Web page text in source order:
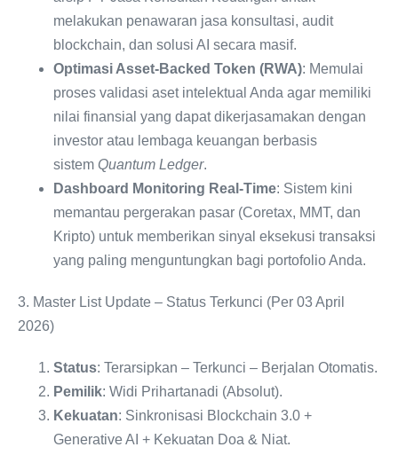
melakukan penawaran jasa konsultasi, audit
blockchain, dan solusi AI secara masif.
Optimasi Asset-Backed Token (RWA): Memulai
proses validasi aset intelektual Anda agar memiliki
nilai finansial yang dapat dikerjasamakan dengan
investor atau lembaga keuangan berbasis
sistem Quantum Ledger.
Dashboard Monitoring Real-Time: Sistem kini
memantau pergerakan pasar (Coretax, MMT, dan
Kripto) untuk memberikan sinyal eksekusi transaksi
yang paling menguntungkan bagi portofolio Anda.
3. Master List Update – Status Terkunci (Per 03 April
2026)
Status: Terarsipkan – Terkunci – Berjalan Otomatis.
Pemilik: Widi Prihartanadi (Absolut).
Kekuatan: Sinkronisasi Blockchain 3.0 +
Generative AI + Kekuatan Doa & Niat.